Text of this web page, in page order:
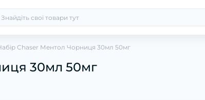
Chaser Ментол Чорниця 30мл 50мг
30мл 50мг